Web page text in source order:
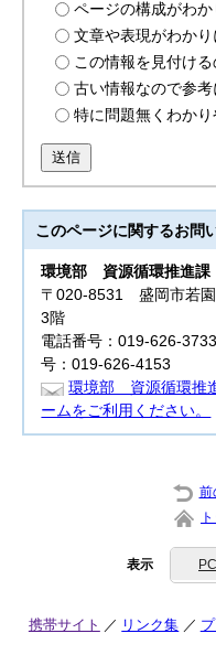
ページの構成がわ
文章や表現がわか
この情報を見付け
古い情報なので参
特に問題無くわか
送信
このページに関するお問
環境部 資源循環推進課
〒020-8531 盛岡市若
3階
電話番号：019-626-
号：019-626-4153
環境部 資源循環推
ームをご利用ください。
前
表示 PC
携帯サイト リンク集